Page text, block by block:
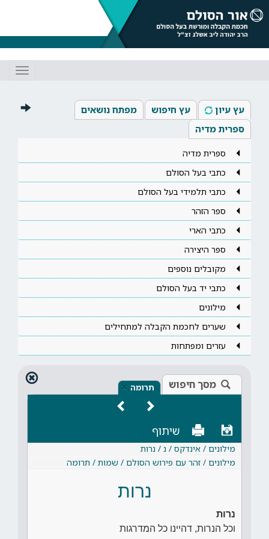
עץ עיון עץ חיפוש
מפתח נושאים
ספרית מדיה
ספרית מדיה
כתבי בעל הסולם
כתבי תלמידי בעל הסולם
ספר הזהר
כתבי הארי
ספר היצירה
מקובלים נוספים
כתבי יד בעל הסולם
מילונים
שערים לחכמת הקבלה למתחילים
עזרים ומפתחות
מסך חיפוש תרומה ×
שיתוף
מילונים / אינדקס / נ / נרות
מילונים / זהר עם פירוש הסולם / שמות / תרומה
נרות
נרות
וכל הנרות, דהיינו כל המדרגות